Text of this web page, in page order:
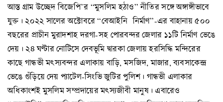
আস্ত গ্রাম উচ্ছেদ বিজেপি’র “মুসলিম হঠাও” নীতির সঙ্গে অঙ্গাঙ্গীভাবে
যুক্ত। ২০২২ সালের অক্টোবরে “বেআইনি নির্মাণ”-এর বাহানায় ৫০০
বছরের প্রাচীন মুরাদশাহ দরগা-সহ পোরবন্দর জেলার ১১টি নির্মাণ ভেঙে
দেয়। ২৪ ঘণ্টার নোটিসে দেবভূমি দ্বারকা জেলায় হরসিদ্ধি মন্দিরের
কাছে গান্ধভী মৎস্যবন্দর এলাকায় বাড়ি, মসজিদ, মাজার, ব্যবসাকেন্দ্র
ভেঙে গুঁড়িয়ে দেয় প্যাটেল-সিংভি জুটির পুলিশ। গান্ধভী এলাকার
অধিকাংশই মুসলিম সম্প্রদায়ের মৎস্যজীবী মানুষ। এবারেও